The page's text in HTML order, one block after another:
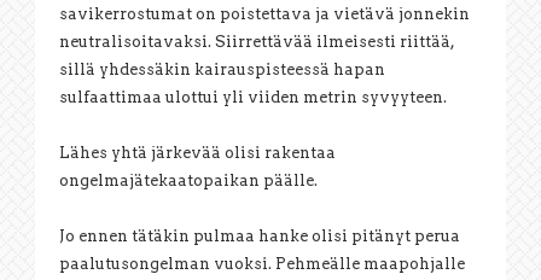
savikerrostumat on poistettava ja vietävä jonnekin
neutralisoitavaksi. Siirrettävää ilmeisesti riittää,
sillä yhdessäkin kairauspisteessä hapan
sulfaattimaa ulottui yli viiden metrin syvyyteen.
Lähes yhtä järkevää olisi rakentaa
ongelmajätekaatopaikan päälle.
Jo ennen tätäkin pulmaa hanke olisi pitänyt perua
paalutusongelman vuoksi. Pehmeälle maapohjalle